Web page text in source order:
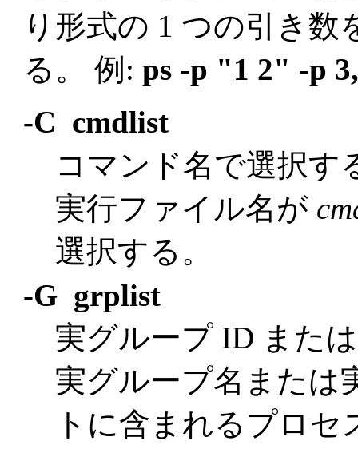
り形式の 1 つの引き
る。 例:ps -p "1 2" -p
-C cmdlist
コマンド名で選択す
実行ファイル名が
選択する。
-G grplist
実グループ ID また
実グループ名または
トに含まれるプロ